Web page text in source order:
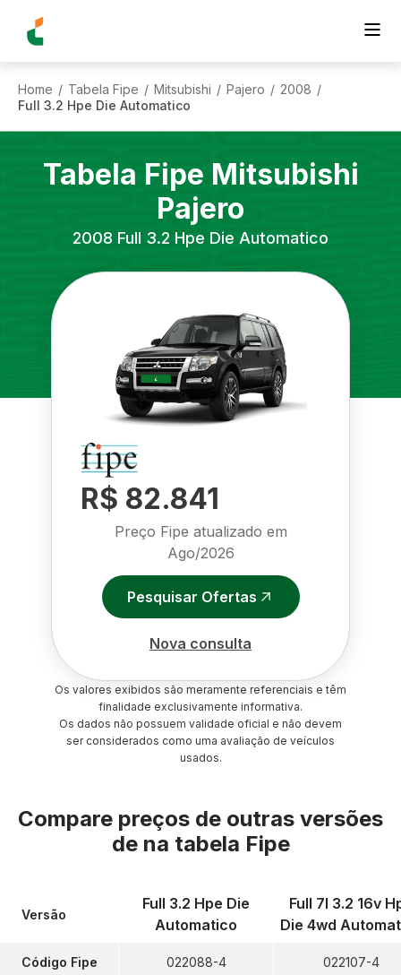
Home / Tabela Fipe / Mitsubishi / Pajero / 2008 /
Full 3.2 Hpe Die Automatico
Tabela Fipe Mitsubishi
Pajero
2008 Full 3.2 Hpe Die Automatico
R$ 82.841
Preço Fipe atualizado em
Ago/2026
Pesquisar Ofertas
Nova consulta
Os valores exibidos são meramente referenciais e têm
finalidade exclusivamente informativa.
Os dados não possuem validade oficial e não devem
ser considerados como uma avaliação de veículos
usados.
Compare preços de outras versões
de na tabela Fipe
Versão
Código Fipe
Full 3.2 Hpe Die
Automatico
022088-4
Full 7l 3.2 16v
Die 4wd
022107-4